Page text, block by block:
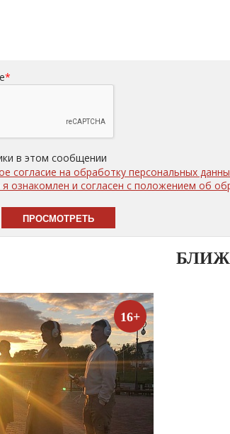
*
в этом сообщении
согласие на обработку персональных
ознакомлен и согласен с положением об
16+